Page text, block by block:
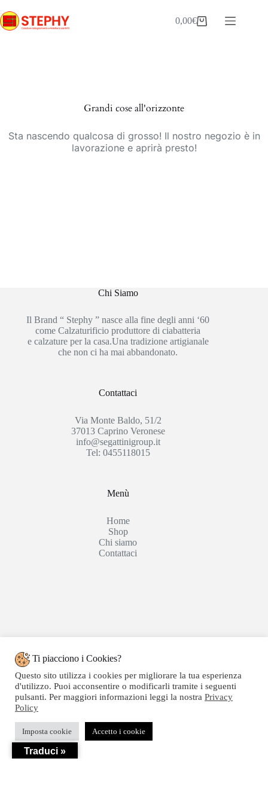
al
contenuto
Carrello
0,00€
Grandi cose all'orizzonte
Sta nascendo qualcosa di grosso! Il nostro negozio è in
lavorazione e aprirà presto!
Chi Siamo
Il Brand “ Stephy ” nasce alla fine degli anni ‘60
come Calzaturificio produttore di ciabatteria
e calzature per la casa.Una tradizione artigianale
che non ci ha mai abbandonato.
Contattaci
Via Monte Baldo, 51/2
37013 Caprino Veronese
info@segattinigroup.it
Tel: 0455118015
Menù
Home
Shop
Chi siamo
Contattaci
Copyright © 2020 SEGATTINI GROUP SRL - Web
powered by Dylog Italia S.p.a. - P.IVA 04550820239
Privacy
Ti piacciono i Cookies?
Questo sito utilizza i cookies per migliorare la tua esperienza
d'utilizzo. Puoi acconsentire o modificarli tramite i seguenti
pulsanti. Per maggiori informazioni leggi la nostra Privacy
Policy
Imposta cookie Accetto i cookie
Traduci »